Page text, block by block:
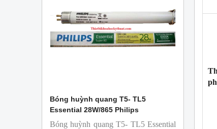
Bóng huỳnh quang T5- TL5
Essential 28W/865 Philips
Bóng huỳnh quang T5- TL5 Essential
Bóng